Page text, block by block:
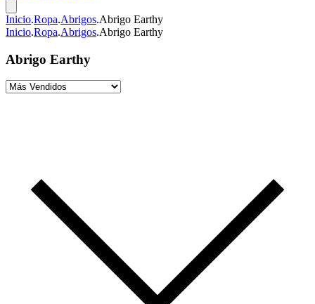
Inicio.Ropa.Abrigos.Abrigo Earthy
Inicio.Ropa.Abrigos.Abrigo Earthy
Abrigo Earthy